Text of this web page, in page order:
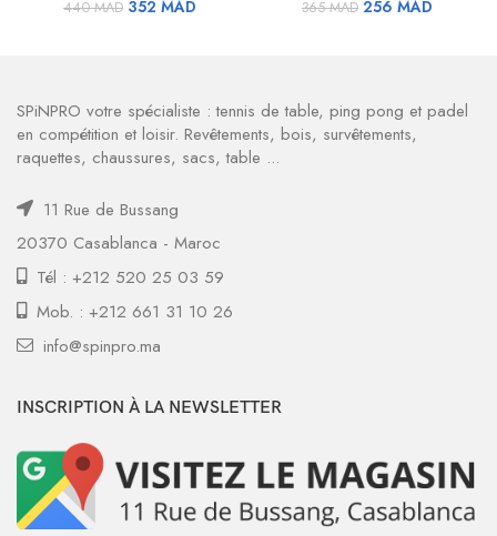
440MAD Le
352 MAD 365MAD Le
256 MAD
SPiNPRO votre spécialiste : tennis de table, ping pong et padel
en compétition et loisir. Revêtements, bois, survêtements,
raquettes, chaussures, sacs, table ...
11 Rue de Bussang
20370 Casablanca - Maroc
Tél : +212 520 25 03 59
Mob. : +212 661 31 10 26
info@spinpro.ma
INSCRIPTION À LA NEWSLETTER